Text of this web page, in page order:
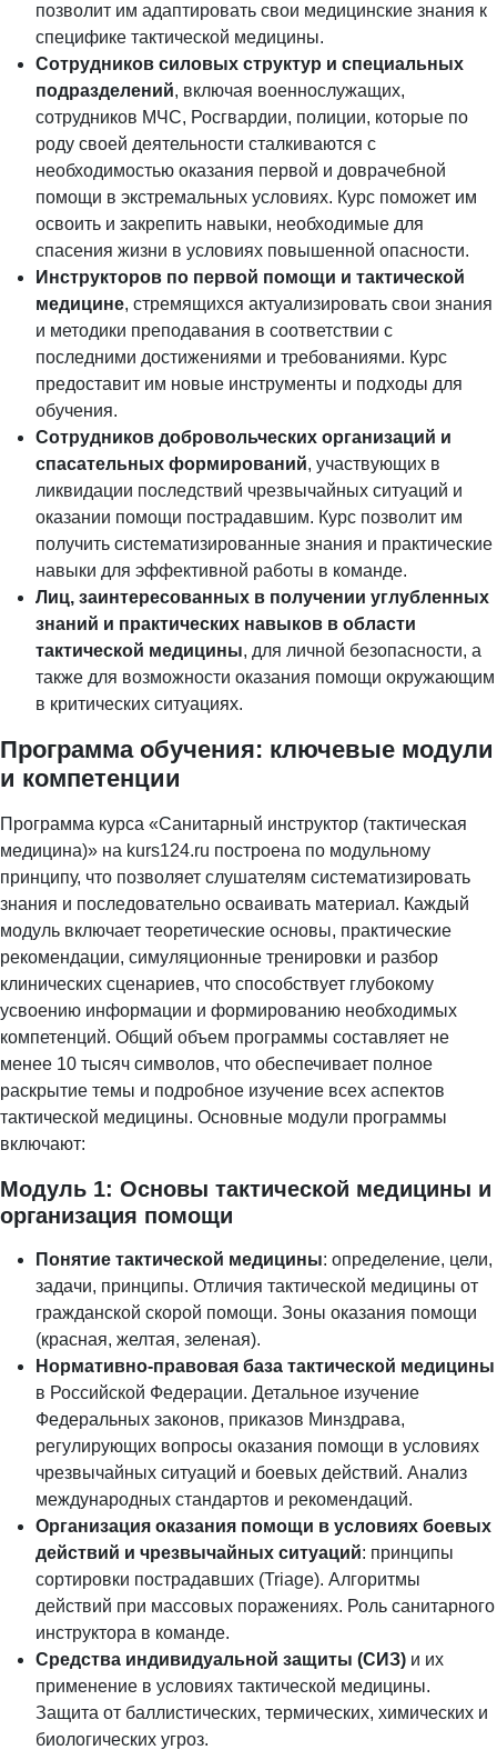
позволит им адаптировать свои медицинские знания к
специфике тактической медицины.
Сотрудников силовых структур и специальных
подразделений, включая военнослужащих,
сотрудников МЧС, Росгвардии, полиции, которые по
роду своей деятельности сталкиваются с
необходимостью оказания первой и доврачебной
помощи в экстремальных условиях. Курс поможет им
освоить и закрепить навыки, необходимые для
спасения жизни в условиях повышенной опасности.
Инструкторов по первой помощи и тактической
медицине, стремящихся актуализировать свои знания
и методики преподавания в соответствии с
последними достижениями и требованиями. Курс
предоставит им новые инструменты и подходы для
обучения.
Сотрудников добровольческих организаций и
спасательных формирований, участвующих в
ликвидации последствий чрезвычайных ситуаций и
оказании помощи пострадавшим. Курс позволит им
получить систематизированные знания и практические
навыки для эффективной работы в команде.
Лиц, заинтересованных в получении углубленных
знаний и практических навыков в области
тактической медицины, для личной безопасности, а
также для возможности оказания помощи окружающим
в критических ситуациях.
Программа обучения: ключевые модули
и компетенции
Программа курса «Санитарный инструктор (тактическая
медицина)» на kurs124.ru построена по модульному
принципу, что позволяет слушателям систематизировать
знания и последовательно осваивать материал. Каждый
модуль включает теоретические основы, практические
рекомендации, симуляционные тренировки и разбор
клинических сценариев, что способствует глубокому
усвоению информации и формированию необходимых
компетенций. Общий объем программы составляет не
менее 10 тысяч символов, что обеспечивает полное
раскрытие темы и подробное изучение всех аспектов
тактической медицины. Основные модули программы
включают:
Модуль 1: Основы тактической медицины и
организация помощи
Понятие тактической медицины: определение, цели,
задачи, принципы. Отличия тактической медицины от
гражданской скорой помощи. Зоны оказания помощи
(красная, желтая, зеленая).
Нормативно-правовая база тактической медицины
в Российской Федерации. Детальное изучение
Федеральных законов, приказов Минздрава,
регулирующих вопросы оказания помощи в условиях
чрезвычайных ситуаций и боевых действий. Анализ
международных стандартов и рекомендаций.
Организация оказания помощи в условиях боевых
действий и чрезвычайных ситуаций: принципы
сортировки пострадавших (Triage). Алгоритмы
действий при массовых поражениях. Роль санитарного
инструктора в команде.
Средства индивидуальной защиты (СИЗ) и их
применение в условиях тактической медицины.
Защита от баллистических, термических, химических и
биологических угроз.